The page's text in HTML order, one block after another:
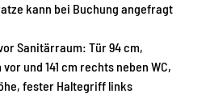
kann bei Buchung angefragt
Sanitärraum: Tür 94 cm,
und 141 cm rechts neben WC,
fester Haltegriff links